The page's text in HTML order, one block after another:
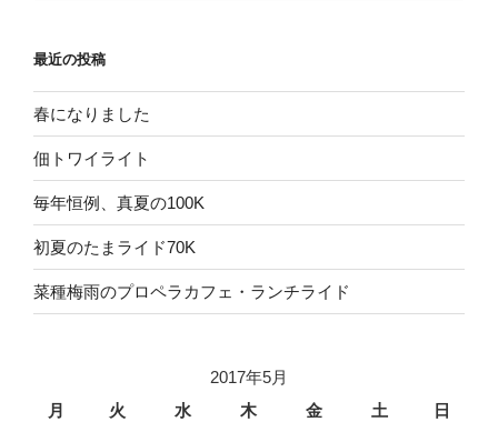
最近の投稿
春になりました
佃トワイライト
毎年恒例、真夏の100K
初夏のたまライド70K
菜種梅雨のプロペラカフェ・ランチライド
2017年5月
月
火 水 木 金 土 日